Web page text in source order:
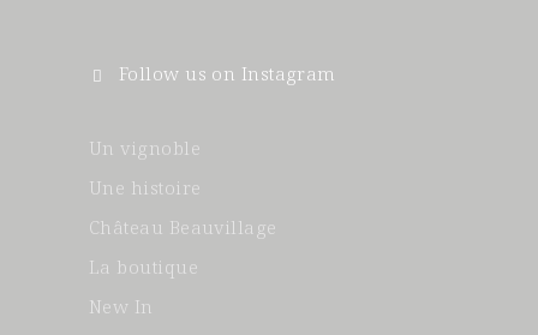
Follow us on Instagram
Un vignoble
Une histoire
Château Beauvillage
La boutique
New In